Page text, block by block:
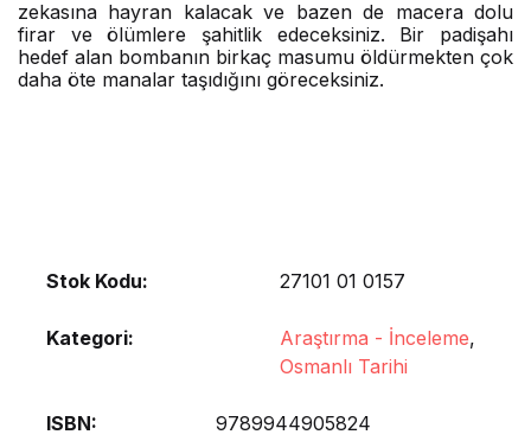
zekasına hayran kalacak ve bazen de macera dolu
firar ve ölümlere şahitlik edeceksiniz. Bir padişahı
hedef alan bombanın birkaç masumu öldürmekten çok
daha öte manalar taşıdığını göreceksiniz.
Stok Kodu: 27101 01 0157
Kategori: Araştırma - İnceleme,
Osmanlı Tarihi
ISBN 9789944905824